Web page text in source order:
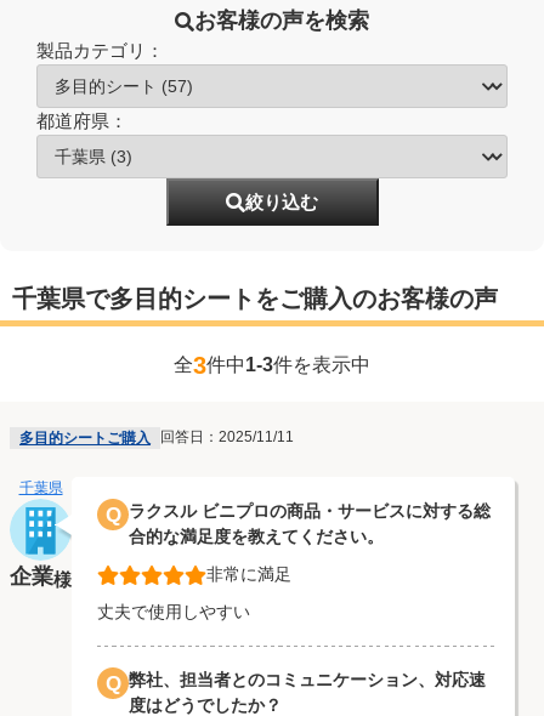
お客様の声を検索
製品カテゴリ：
都道府県：
絞り込む
千葉県で多目的シートをご購入のお客様の声
全3件中1-3件を表示中
多目的シートご購入 回答日：2025/11/11
千葉県
企業様
Q ラクスル ビニプロの商品・サービスに対する総
合的な満足度を教えてください。
非常に満足
丈夫で使用しやすい
Q 弊社、担当者とのコミュニケーション、対応速
度はどうでしたか？